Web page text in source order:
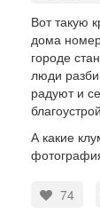
цветы
Вот такую
дома
городе
люди
радуют и
А какие
74